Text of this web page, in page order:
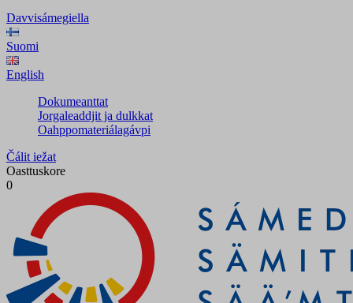
Davvisámegiella
Suomi
English
Dokumeanttat
Jorgaleaddjit ja dulkkat
Oahppomateriálagávpi
Čálit iežat
Oasttuskore
0